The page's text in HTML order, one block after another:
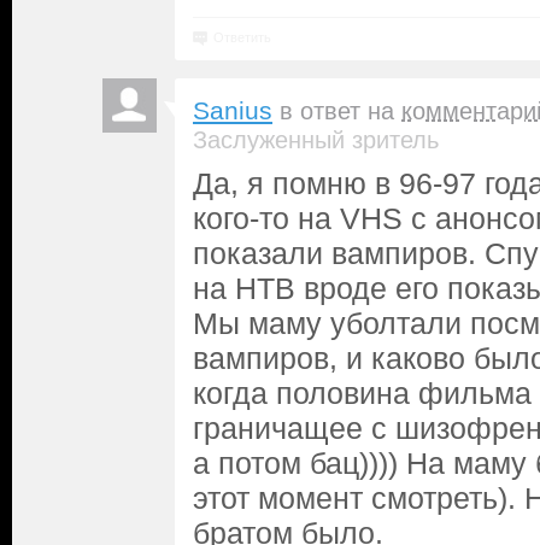
Sanius в ответ на
Заслуженный зритель
Да, я помню в 96-97
кого-то на VHS с
показали вампиров.
на НТВ вроде его
Мы маму уболтали
вампиров, и каково
когда половина
граничащее с
а потом бац)))) На маму
этот момент смотреть).
братом было.